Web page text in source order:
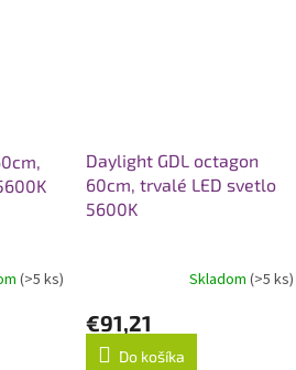
(>5 ks)
Daylight GDL octagon
60cm, trvalé LED svetlo
5600K
Skladom(>5 ks)
€91,21
Do košíka